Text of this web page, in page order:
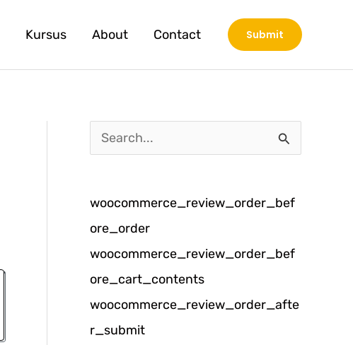
Kursus About Contact Submit
a
i
u
n
t
u
k
woocommerce_review_order_bef
ore_order
woocommerce_review_order_bef
ore_cart_contents
woocommerce_review_order_afte
r_submit